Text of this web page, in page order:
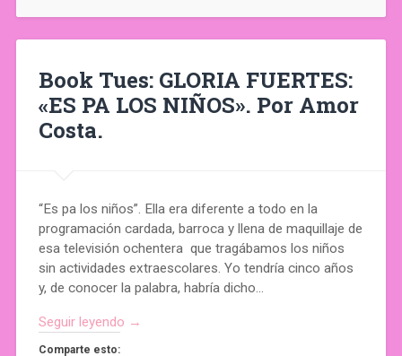
Book Tues: GLORIA FUERTES:
«ES PA LOS NIÑOS». Por Amor
Costa.
“Es pa los niños”. Ella era diferente a todo en la
programación cardada, barroca y llena de maquillaje de
esa televisión ochentera que tragábamos los niños
sin actividades extraescolares. Yo tendría cinco años
y, de conocer la palabra, habría dicho…
Seguir leyendo →
Comparte esto: